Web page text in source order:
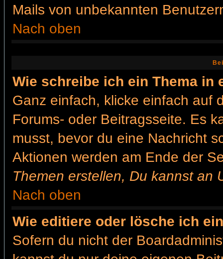
Mails von unbekannten
Nach oben
Wie schreibe ich ein Thema in
Ganz einfach, klicke einfach auf
Forums- oder Beitragsseite. Es
musst, bevor du eine Nachricht
Aktionen werden am Ende der
Themen erstellen, Du kannst an
Nach oben
Wie editiere oder lösche ich
Sofern du nicht der